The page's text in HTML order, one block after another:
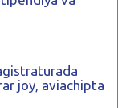
joy, aviachipta